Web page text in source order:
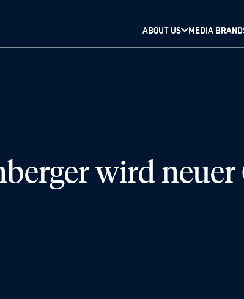
ABOUT US MEDIA
wird neuer